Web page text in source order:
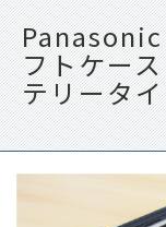
Panasonic
フトケー
テリータイ